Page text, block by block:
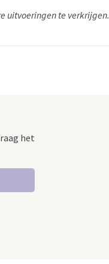
uitvoeringen te verkrijgen.
het